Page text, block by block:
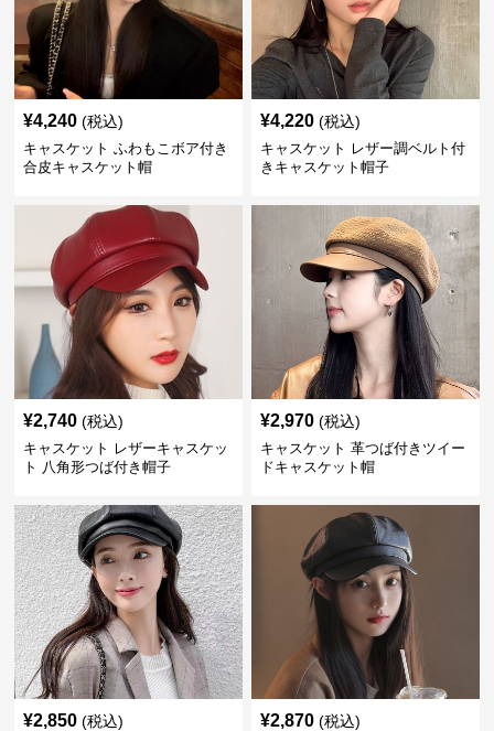
¥4,240 (税込)
キャスケット ふわもこボア付き
合皮キャスケット帽
¥4,220 (税込)
キャスケット レザー調ベルト付
きキャスケット帽子
¥2,740 (税込)
キャスケット レザーキャスケッ
ト 八角形つば付き帽子
¥2,970 (税込)
キャスケット 革つば付きツイー
ドキャスケット帽
¥2,850 (税込) ¥2,870 (税込)